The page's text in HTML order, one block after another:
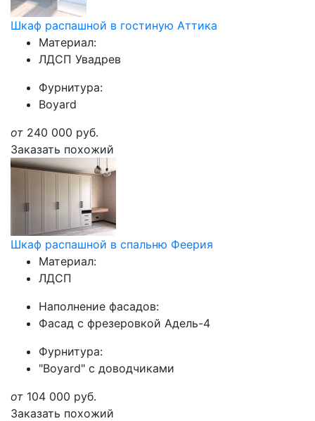
Шкаф распашной в гостиную Аттика
Материал:
ЛДСП Увадрев
Фурнитура:
Boyard
от 240 000 руб.
Заказать похожий
Шкаф распашной в спальню Феерия
Материал:
ЛДСП
Наполнение фасадов:
Фасад с фрезеровкой Адель-4
Фурнитура:
"Boyard" с доводчиками
от 104 000 руб.
Заказать похожий